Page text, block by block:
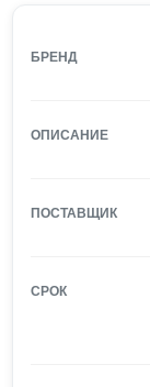
БРЕНД
ОПИСАНИЕ
ПОСТАВЩИК
СРОК